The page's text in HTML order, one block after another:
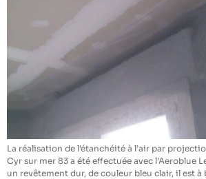
La réalisation de l’étanchéité à l’air par
Cyr sur mer 83 a été effectuée avec l’Aeroblue
un revêtement dur, de couleur bleu clair, il est à